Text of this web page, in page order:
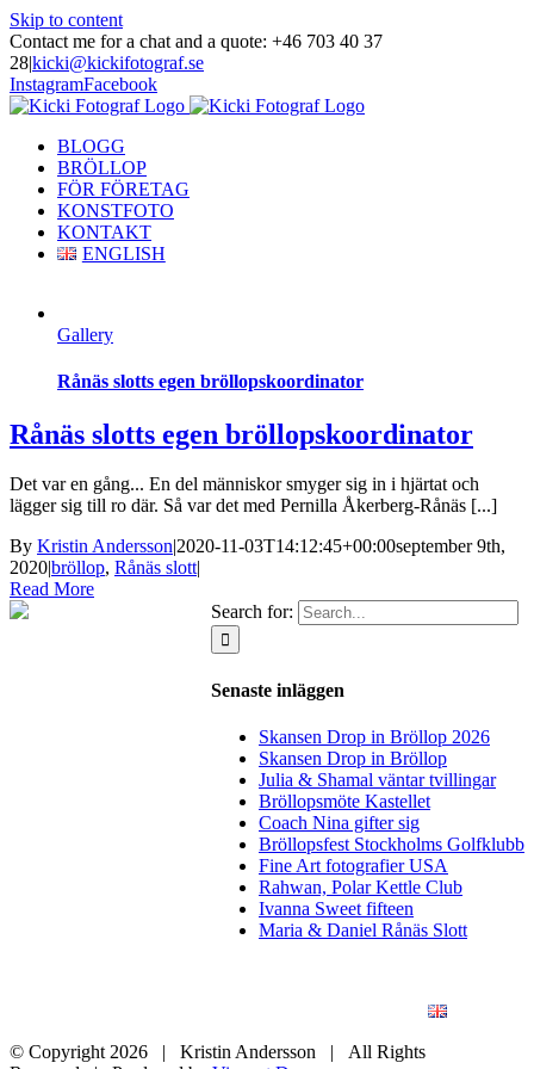
Skip to content
Contact me for a chat and a quote: +46 703 40 37
28|kicki@kickifotograf.se
InstagramFacebook
BLOGG
BRÖLLOP
FÖR FÖRETAG
KONSTFOTO
KONTAKT
ENGLISH
Gallery
Rånäs slotts egen bröllopskoordinator
Rånäs slotts egen bröllopskoordinator
Det var en gång... En del människor smyger sig in i hjärtat och
lägger sig till ro där. Så var det med Pernilla Åkerberg-Rånäs [...]
By Kristin Andersson|2020-11-03T14:12:45+00:00september 9th,
2020|bröllop, Rånäs slott|
Read More
Search for:
Senaste inläggen
Skansen Drop in Bröllop 2026
Skansen Drop in Bröllop
Julia & Shamal väntar tvillingar
Bröllopsmöte Kastellet
Coach Nina gifter sig
Bröllopsfest Stockholms Golfklubb
Fine Art fotografier USA
Rahwan, Polar Kettle Club
Ivanna Sweet fifteen
Maria & Daniel Rånäs Slott
© Copyright 2026 | Kristin Andersson | All Rights